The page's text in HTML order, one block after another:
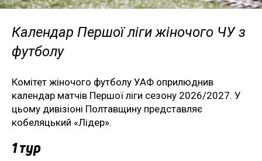
Календар Першої ліги жіночого ЧУ з
футболу
Комітет жіночого футболу УАФ оприлюднив
календар матчів Першої ліги сезону 2026/2027. У
цьому дивізіоні Полтавщину представляє
кобеляцький «Лідер».
1 тур